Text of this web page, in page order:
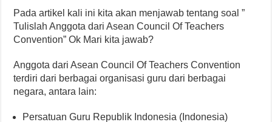
Pada artikel kali ini kita akan menjawab tentang soal ”
Tulislah Anggota dari Asean Council Of Teachers
Convention” Ok Mari kita jawab?
Anggota dari Asean Council Of Teachers Convention
terdiri dari berbagai organisasi guru dari berbagai
negara, antara lain:
Persatuan Guru Republik Indonesia (Indonesia)